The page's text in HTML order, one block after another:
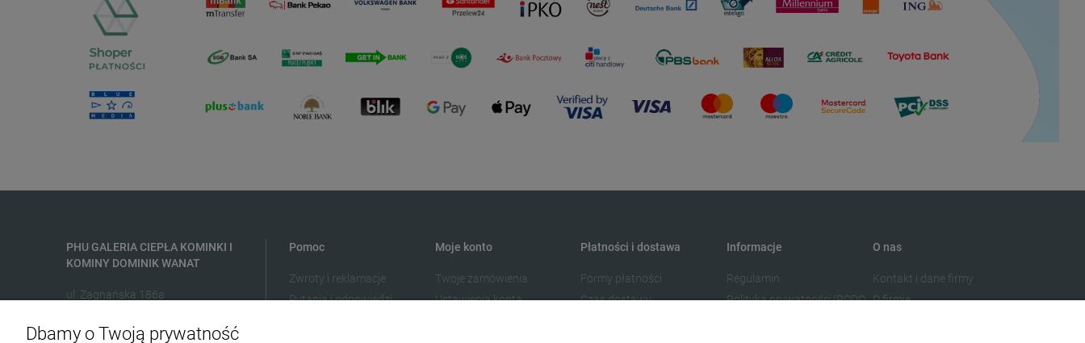
PHU GALERIA CIEPŁA KOMINKI I
KOMINY DOMINIK WANAT
ul. Zagnańska 186a
Pomoc
Zwroty i reklamacje
Pytania i odpowiedzi
Moje konto
Twoje zamówienia
Ustawienia konta
Płatności i dostawa
Formy płatności
Czas dostawy
Informacje
Regulamin
Polityka prywatności/RODO
O nas
Kontakt i dane firmy
O firmie
Dbamy o Twoją prywatność